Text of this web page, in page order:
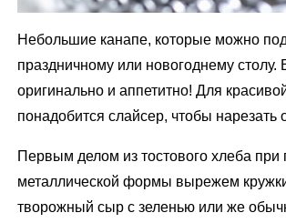
Небольшие канапе, которые можно
праздничному или новогоднему столу.
оригинально и аппетитно! Для
понадобится слайсер, чтобы нарезать
Первым делом из тостового хлеба
металлической формы вырежем
творожный сыр с зеленью или же